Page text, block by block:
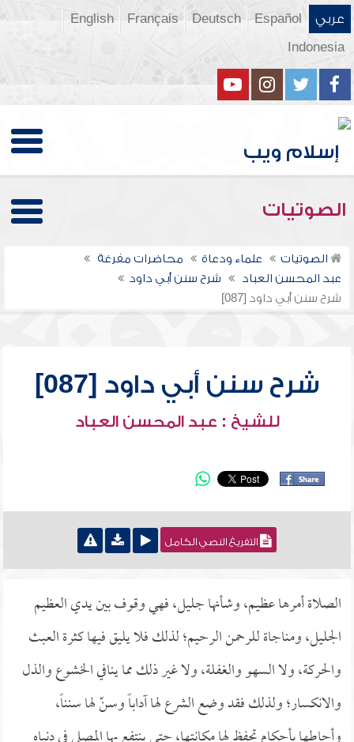
عربي Español
Deutsch
Français
English
Indonesia
الصوتيات
الصوتيات علماء ودعاة
محاضرات مفرغة
عبد المحسن العباد
شرح سنن أبي داود
شرح سنن أبي داود [087]
شرح سنن أبي داود [087]
للشيخ : عبد المحسن العباد
التفريغ النصي الكامل
الصلاة أمرها عظيم، وشأنها جليل، فهي وقوف بين يدي العظيم
الجليل، ومناجاة للرحمن الرحيم؛ لذلك فلا يليق فيها كثرة العبث
والحركة، ولا السهو والغفلة، ولا غير ذلك مما ينافي الخشوع والذل
والانكسار؛ ولذلك فقد وضع الشرع لها آداباً وسنّ لها سنناً،